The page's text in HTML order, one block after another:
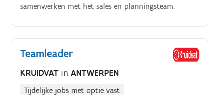
samenwerken met het sales en planningsteam.
Teamleader
KRUIDVAT in ANTWERPEN
Tijdelijke jobs met optie vast